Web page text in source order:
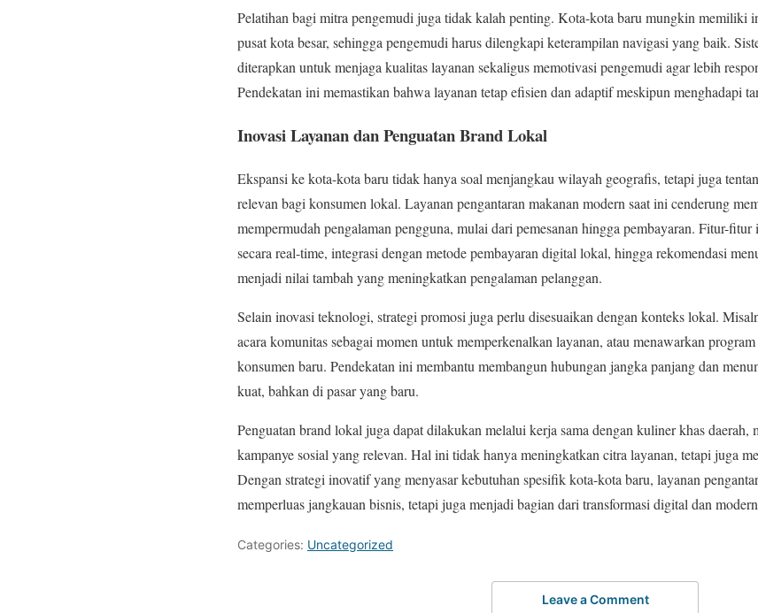
Pelatihan bagi mitra pengemudi juga tidak kalah penting. Kota-kota baru mungkin memiliki
pusat kota besar, sehingga pengemudi harus dilengkapi keterampilan navigasi yang baik.
diterapkan untuk menjaga kualitas layanan sekaligus memotivasi pengemudi agar lebih
Pendekatan ini memastikan bahwa layanan tetap efisien dan adaptif meskipun menghadapi
Inovasi Layanan dan Penguatan Brand Lokal
Ekspansi ke kota-kota baru tidak hanya soal menjangkau wilayah geografis, tetapi juga
relevan bagi konsumen lokal. Layanan pengantaran makanan modern saat ini cenderung
mempermudah pengalaman pengguna, mulai dari pemesanan hingga pembayaran. Fitur-fitur
secara real-time, integrasi dengan metode pembayaran digital lokal, hingga rekomendasi
menjadi nilai tambah yang meningkatkan pengalaman pelanggan.
Selain inovasi teknologi, strategi promosi juga perlu disesuaikan dengan konteks lokal.
acara komunitas sebagai momen untuk memperkenalkan layanan, atau menawarkan
konsumen baru. Pendekatan ini membantu membangun hubungan jangka panjang dan
kuat, bahkan di pasar yang baru.
Penguatan brand lokal juga dapat dilakukan melalui kerja sama dengan kuliner khas
kampanye sosial yang relevan. Hal ini tidak hanya meningkatkan citra layanan, tetapi juga
Dengan strategi inovatif yang menyasar kebutuhan spesifik kota-kota baru, layanan
memperluas jangkauan bisnis, tetapi juga menjadi bagian dari transformasi digital dan
Categories: Uncategorized
Leave a Comment